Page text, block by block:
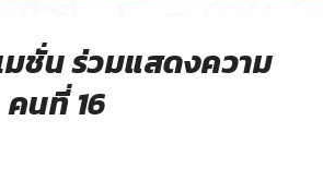
มชั่น ร่วมแสดงความ
นที่ 16